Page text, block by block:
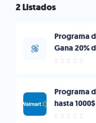
2 Listados
Programa
Gana 20%
Programa
hasta